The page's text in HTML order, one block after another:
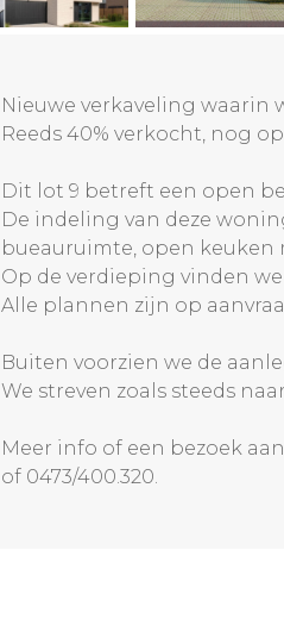
Nieuwe verkaveling waarin
Reeds 40% verkocht, nog
Dit lot 9 betreft een open
De indeling van deze
bueauruimte, open
Op de verdieping vinden
Alle plannen zijn op
Buiten voorzien we de
We streven zoals steeds
Meer info of een bezoek
of 0473/400.320.